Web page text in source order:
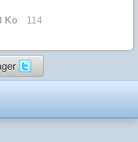
Ko
114